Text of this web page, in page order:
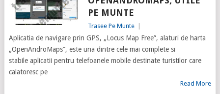
PE MUNTE
Trasee Pe Munte
Aplicatia de navigare prin GPS, „Locus Map Free”, alaturi de harta
„OpenAndroMaps”, este una dintre cele mai complete si
stabile aplicatii pentru telefoanele mobile destinate turistilor care
calatoresc pe
Read More